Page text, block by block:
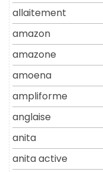
allaitement
amazon
amazone
amoena
ampliforme
anglaise
anita
anita active